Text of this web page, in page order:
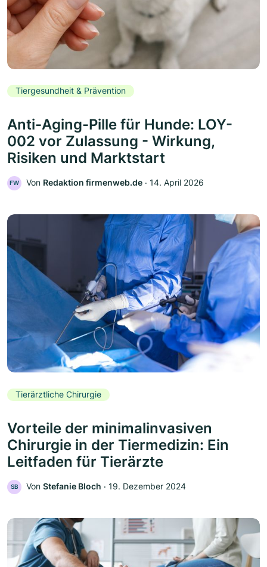
Tiergesundheit & Prävention
Anti-Aging-Pille für Hunde: LOY-
002 vor Zulassung - Wirkung,
Risiken und Marktstart
FW Von Redaktion firmenweb.de ‧ 14. April 2026
Tierärztliche Chirurgie
Vorteile der minimalinvasiven
Chirurgie in der Tiermedizin: Ein
Leitfaden für Tierärzte
SB Von Stefanie Bloch ‧ 19. Dezember 2024